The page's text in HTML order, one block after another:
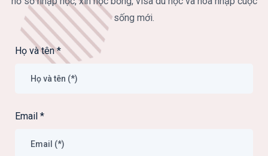
sống mới.
Họ và tên*
Email *